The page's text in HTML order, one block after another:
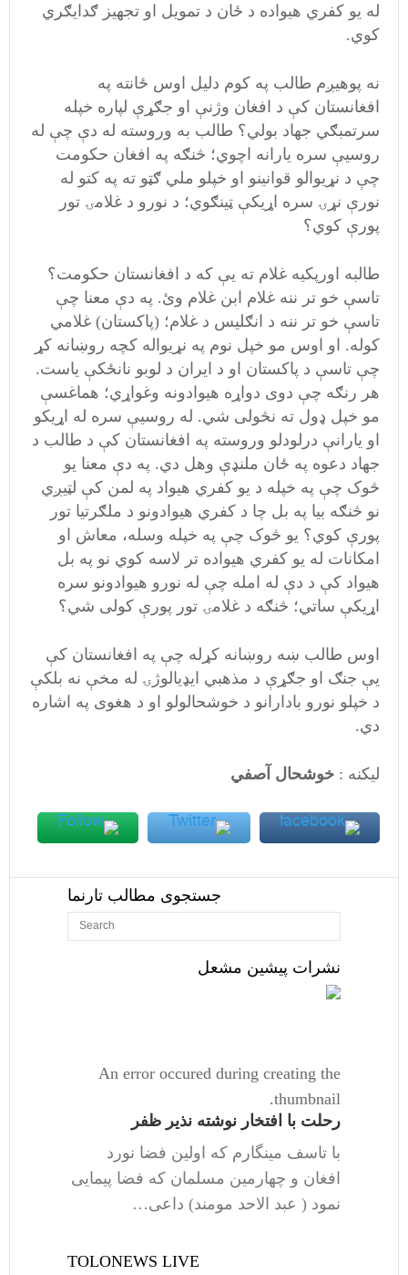
له يو کفري هيواده د ځان د تمويل او تجهيز ګدايګري
کوي.
نه پوهيږم طالب په کوم دليل اوس ځانته په
افغانستان کې د افغان وژنې او جګړې لپاره خپله
سرتمبګي جهاد بولي؟ طالب به وروسته له دې چې له
روسيې سره يارانه اچوي؛ څنګه په افغان حکومت
چې د نړيوالو قوانينو او خپلو ملي ګټو ته په کتو له
نورې نړۍ سره اړيکې ټينګوي؛ د نورو د غلامۍ تور
پورې کوي؟
طالبه اورپکيه غلام ته يې که د افغانستان حکومت؟
تاسې خو تر ننه غلام ابن غلام وئ. په دې معنا چې
تاسې خو تر ننه د انګليس د غلام؛ (پاکستان) غلامي
کوله. او اوس مو خپل نوم په نړیواله کچه روښانه کړ
چې تاسې د پاکستان او د ايران د لوبو نانځکې ياست.
هر رنګه چې دوی دواړه هيوادونه وغواړي؛ هماغسې
مو خپل ډول ته نڅولی شي. له روسيې سره له اړيکو
او يارانې درلودلو وروسته په افغانستان کې د طالب د
جهاد دعوه په ځان ملنډې وهل دي. په دې معنا يو
څوک چې په خپله د يو کفري هيواد په لمن کې لټيږي
نو څنګه بيا په بل چا د کفري هيوادونو د ملګرتيا تور
پورې کوي؟ يو څوک چې په خپله وسله، معاش او
امکانات له يو کفري هيواده تر لاسه کوي نو په بل
هيواد کې د دې له امله چې له نورو هيوادونو سره
اړيکې ساتي؛ څنګه د غلامۍ تور پورې کولی شي؟
اوس طالب ښه روښانه کړله چې په افغانستان کې
يې جنګ او جګړې د مذهبي ايډيالوژۍ له مخې نه بلکې
د خپلو نورو بادارانو د خوشحالولو او د هغوی په اشاره
دي.
لیکنه : خوشحال آصفي
جستجوی مطالب تارنما
نشرات پیشین مشعل
An error occured during creating the
thumbnail.
رحلت با افتخار نوشته نذیر ظفر
با تاسف مینگارم که اولین فضا نورد
افغان و چهارمین مسلمان که فضا پیمایی
نمود ( عبد الاحد مومند) داعی…
TOLONEWS LIVE